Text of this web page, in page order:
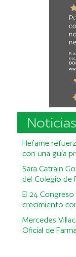
Hefame
con una guía
Sara Catrain
del Colegio de
El 24
crecimiento
Mercedes
Oficial de